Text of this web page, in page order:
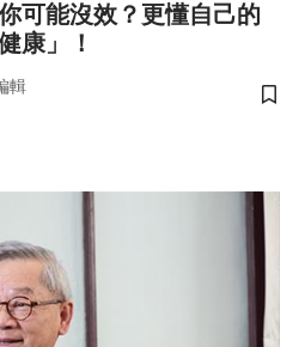
可能沒效？更懂自己的
康」！
輯
儲